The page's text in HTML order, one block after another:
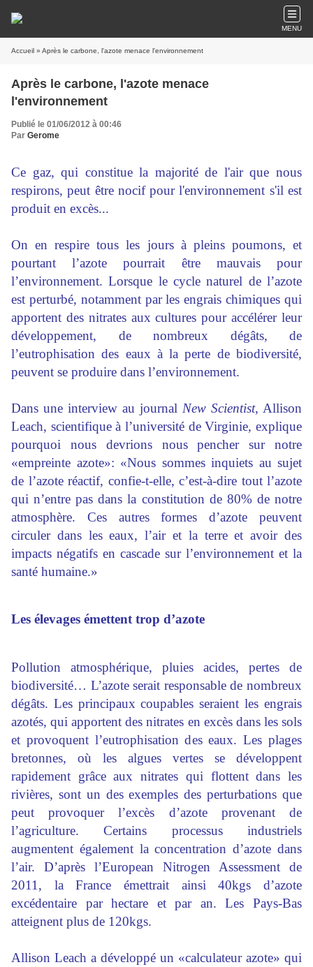
MENU
Accueil » Après le carbone, l'azote menace l'environnement
Après le carbone, l'azote menace
l'environnement
Publié le 01/06/2012 à 00:46
Par Gerome
Ce gaz, qui constitue la majorité de l'air que nous
respirons, peut être nocif pour l'environnement s'il est
produit en excès...
On en respire tous les jours à pleins poumons, et
pourtant l’azote pourrait être mauvais pour
l’environnement. Lorsque le cycle naturel de l’azote
est perturbé, notamment par les engrais chimiques qui
apportent des nitrates aux cultures pour accélérer leur
développement, de nombreux dégâts, de
l’eutrophisation des eaux à la perte de biodiversité,
peuvent se produire dans l’environnement.
Dans une interview au journal New Scientist, Allison
Leach, scientifique à l’université de Virginie, explique
pourquoi nous devrions nous pencher sur notre
«empreinte azote»: «Nous sommes inquiets au sujet
de l’azote réactif, confie-t-elle, c’est-à-dire tout l’azote
qui n’entre pas dans la constitution de 80% de notre
atmosphère. Ces autres formes d’azote peuvent
circuler dans les eaux, l’air et la terre et avoir des
impacts négatifs en cascade sur l’environnement et la
santé humaine.»
Les élevages émettent trop d’azote
Pollution atmosphérique, pluies acides, pertes de
biodiversité… L’azote serait responsable de nombreux
dégâts. Les principaux coupables seraient les engrais
azotés, qui apportent des nitrates en excès dans les sols
et provoquent l’eutrophisation des eaux. Les plages
bretonnes, où les algues vertes se développent
rapidement grâce aux nitrates qui flottent dans les
rivières, sont un des exemples des perturbations que
peut provoquer l’excès d’azote provenant de
l’agriculture. Certains processus industriels
augmentent également la concentration d’azote dans
l’air. D’après l’European Nitrogen Assessment de
2011, la France émettrait ainsi 40kgs d’azote
excédentaire par hectare et par an. Les Pays-Bas
atteignent plus de 120kgs.
Allison Leach a développé un «calculateur azote» qui